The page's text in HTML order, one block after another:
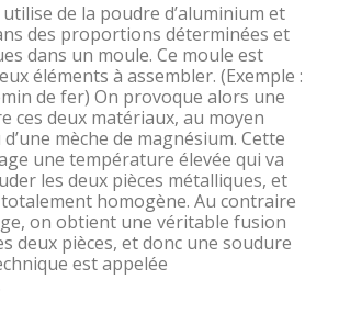
de la poudre d’aluminium et
des proportions déterminées et
dans un moule. Ce moule est
éléments à assembler. (Exemple :
de fer) On provoque alors une
ces deux matériaux, au moyen
mèche de magnésium. Cette
une température élevée qui va
les deux pièces métalliques, et
totalement homogène. Au contraire
on obtient une véritable fusion
deux pièces, et donc une soudure
est appelée